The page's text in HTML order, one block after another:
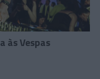
às Vespas